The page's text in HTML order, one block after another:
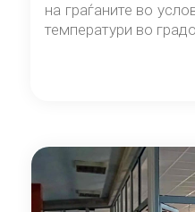
на граѓаните во
температури во